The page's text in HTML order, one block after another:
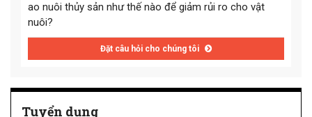
ao nuôi thủy sản như thế nào để giảm rủi ro cho vật
nuôi?
Đặt câu hỏi cho chúng tôi
Tuyển dụng